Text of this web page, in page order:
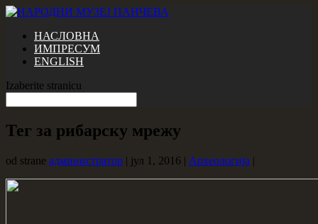
НАСЛОВНА
ИМПРЕСУМ
ENGLISH
Izaberite stranicu
Тег за рибарску мрежу
od strane администратор | јул 1, 2016 | Археологија |